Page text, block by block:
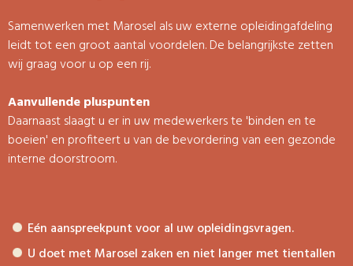
Samenwerken met Marosel als uw externe opleidingafdeling
leidt tot een groot aantal voordelen. De belangrijkste zetten
wij graag voor u op een rij.
Aanvullende pluspunten
Daarnaast slaagt u er in uw medewerkers te 'binden en te
boeien' en profiteert u van de bevordering van een gezonde
interne doorstroom.
Eén aanspreekpunt voor al uw opleidingsvragen.
U doet met Marosel zaken en niet langer met tientallen